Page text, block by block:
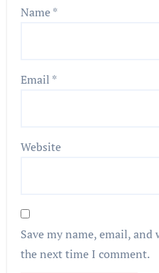
Name*
Email *
Website
Save my name, email,
the next time I comment.